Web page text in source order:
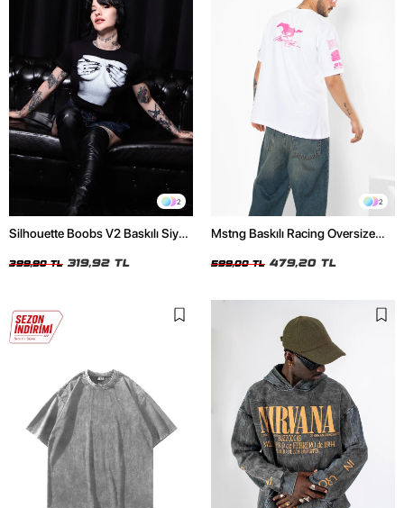
2
Silhouette Boobs V2 Baskılı Siyah
399,90 TL 319,92 TL
2
Mstng Baskılı Racing Oversize
599,00 TL 479,20 TL